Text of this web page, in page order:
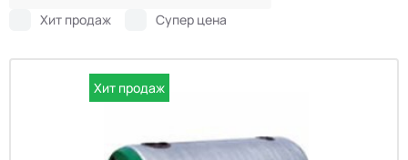
Хит продаж
Супер цена
Хит продаж